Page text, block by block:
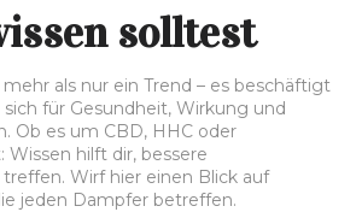
solltest
als nur ein Trend – es beschäftigt
für Gesundheit, Wirkung und
Ob es um CBD, HHC oder
hilft dir, bessere
Wirf hier einen Blick auf
jeden Dampfer betreffen.